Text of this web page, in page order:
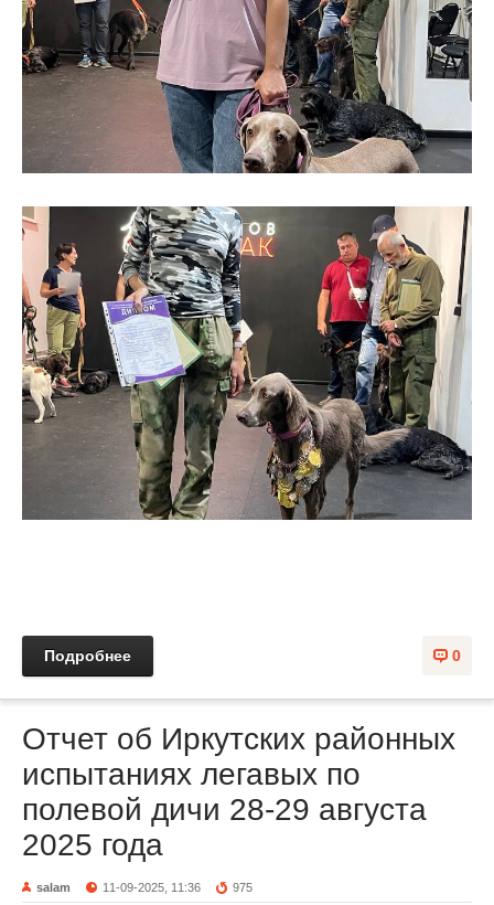
0
Подробнее
Отчет об Иркутских районных
испытаниях легавых по
полевой дичи 28-29 августа
2025 года
salam 11-09-2025, 11:36 975